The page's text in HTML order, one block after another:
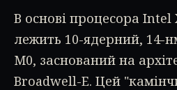
В основі процесора Intel
лежить 10-ядерний, 14-
M0, заснований на
Broadwell-E. Цей